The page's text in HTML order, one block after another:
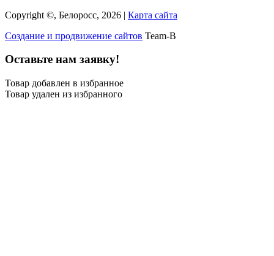
Copyright ©, Белоросс, 2026 | Карта сайта
Создание и продвижение сайтов Team-B
Оставьте нам заявку!
Товар добавлен в избранное
Товар удален из избранного